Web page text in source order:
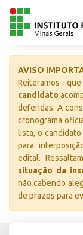
AVISO
Reiteramos
candidato
deferidas. A
cronograma
lista, o
para
edital.
situação da
não cabendo
de prazos para